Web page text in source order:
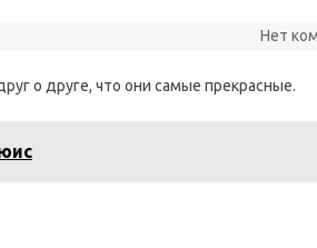
Нет
о друге, что они самые прекрасные.